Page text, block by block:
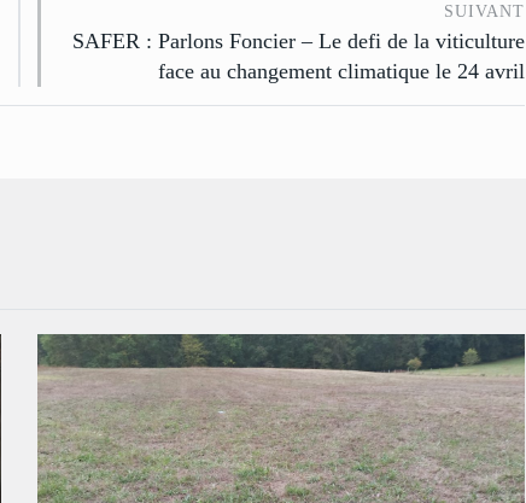
SUIVANT
SAFER : Parlons Foncier – Le defi de la viticulture
face au changement climatique le 24 avril